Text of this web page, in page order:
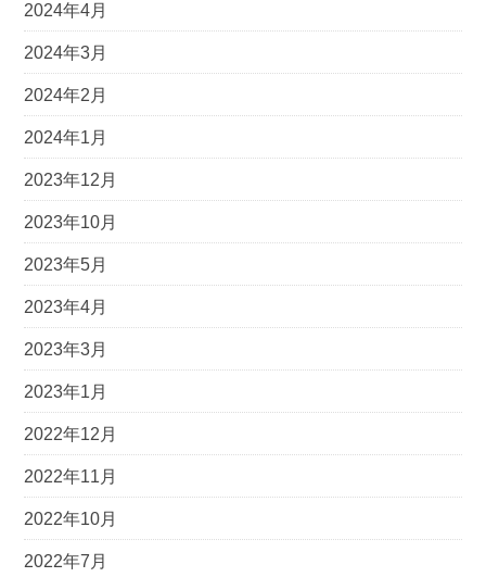
2024年4月
2024年3月
2024年2月
2024年1月
2023年12月
2023年10月
2023年5月
2023年4月
2023年3月
2023年1月
2022年12月
2022年11月
2022年10月
2022年7月